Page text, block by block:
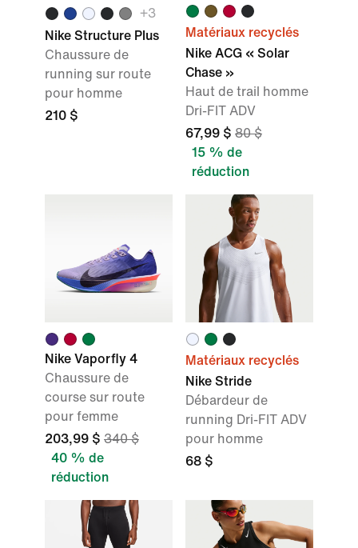
+3
Nike Structure Plus
Chaussure de
running sur route
pour homme
210 $
Matériaux recyclés
Nike ACG « Solar
Chase »
Haut de trail homme
Dri-FIT ADV
67,99 $ 80 $
15 % de
réduction
Nike Vaporfly 4
Chaussure de
course sur route
pour femme
203,99 $ 340 $
40 % de
réduction
Matériaux recyclés
Nike Stride
Débardeur de
running Dri-FIT ADV
pour homme
68 $